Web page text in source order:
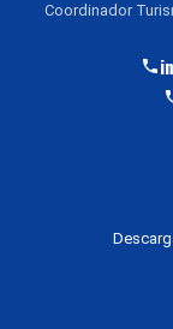
Coordinador